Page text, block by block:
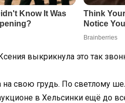
выкрикнула это так
на свою грудь. По светлому
в Хельсинки ещё до